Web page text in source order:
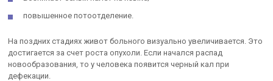
повышенное потоотделение.
На поздних стадиях живот больного визуально увеличивается. Это
достигается за счет роста опухоли. Если начался распад
новообразования, то у человека появится черный кал при
дефекации.